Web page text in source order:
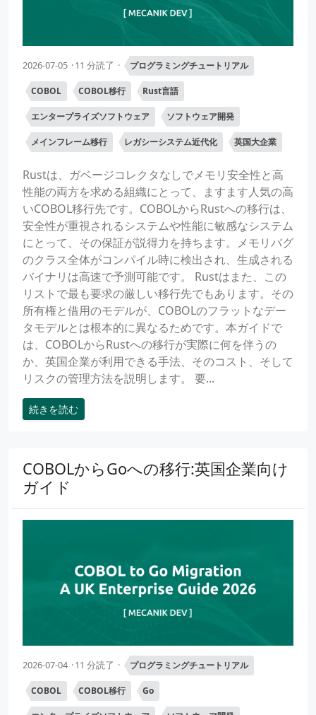
2026-07-05 11 分読了 プログラミングチュートリアル
COBOL COBOL移行 Rust言語
エンタープライズソフトウェア ソフトウェア開発
メインフレーム移行 レガシーシステム近代化 英国大企業
Rustは、ガベージコレクタなしでメモリ安全性と高
性能の両方を求める組織にとって、ますます人気の高
いCOBOL移行先です。COBOLからRustへの移行は、
安全性が重視されるシステムや性能に敏感なシステム
にとって、その保証が説得力を持ちます。メモリバグ
のクラス全体がコンパイル時に検出され、生成される
バイナリは高速で予測可能です。 Rustはまた、この
リストで最も要求の厳しい移行先でもあります。その
所有権と借用のモデルが、COBOLのフラットなデー
タモデルとは根本的に異なるためです。本ガイドで
は、COBOLからRustへの移行が実際に何を伴うの
か、英国企業が利用できる手法、そのコスト、そして
リスクの管理方法を説明します。 要...
続きを読む
COBOLからGoへの移行:英国企業向け
ガイド
2026-07-04 11 分読了 プログラミングチュートリアル
COBOL COBOL移行 Go